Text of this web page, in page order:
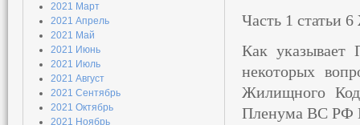
Часть 1 статьи
Как
некоторых
Жилищного
Пленума ВС РФ
2021 Март
2021 Апрель
2021 Май
2021 Июнь
2021 Июль
2021 Август
2021 Сентябрь
2021 Октябрь
2021 Ноябрь